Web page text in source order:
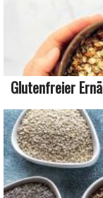
Glutenfreier